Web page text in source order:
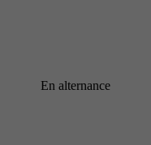
En alternance